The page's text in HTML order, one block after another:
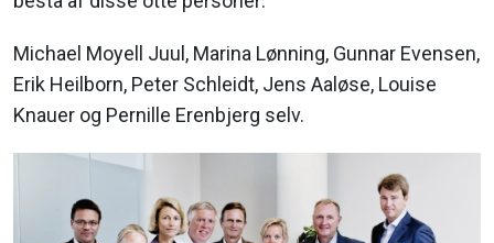
Michael Moyell Juul, Marina Lønning, Gunnar Evensen,
Erik Heilborn, Peter Schleidt, Jens Aaløse, Louise
Knauer og Pernille Erenbjerg selv.